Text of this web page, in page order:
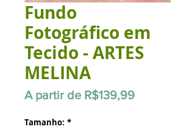
Fundo
Fotográfico em
Tecido - ARTES
MELINA
A partir de R$139,99Preço
Tamanho: *